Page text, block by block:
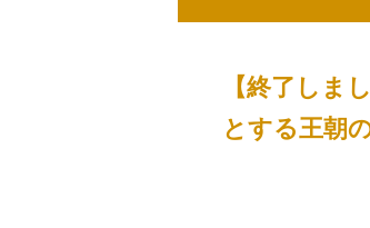
【終了しま
とする王朝